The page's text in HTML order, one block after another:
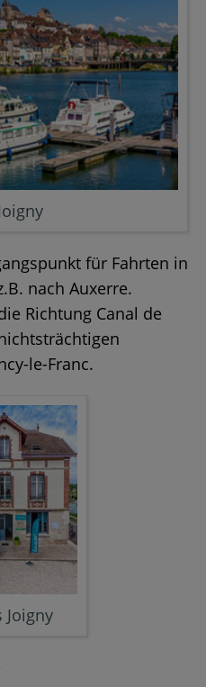
für Fahrten in
nach Auxerre.
Richtung Canal de
le-Franc.
Joigny